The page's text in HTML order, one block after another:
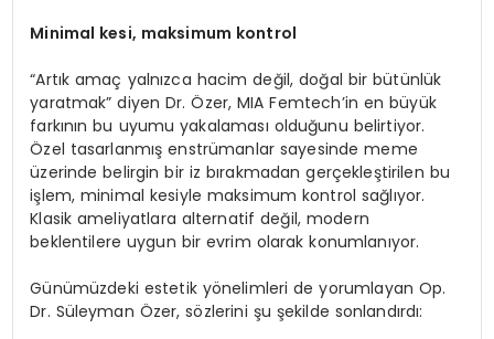
Minimal kesi, maksimum kontrol
“Artık amaç yalnızca hacim değil, doğal bir bütünlük
yaratmak” diyen Dr. Özer, MIA Femtech’in en büyük
farkının bu uyumu yakalaması olduğunu belirtiyor.
Özel tasarlanmış enstrümanlar sayesinde meme
üzerinde belirgin bir iz bırakmadan gerçekleştirilen bu
işlem, minimal kesiyle maksimum kontrol sağlıyor.
Klasik ameliyatlara alternatif değil, modern
beklentilere uygun bir evrim olarak konumlanıyor.
Günümüzdeki estetik yönelimleri de yorumlayan Op.
Dr. Süleyman Özer, sözlerini şu şekilde sonlandırdı: